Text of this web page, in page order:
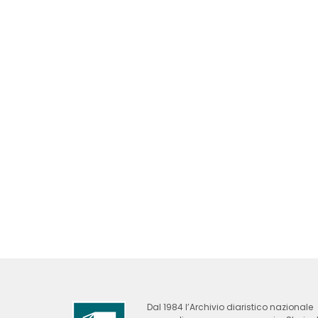
Dal 1984 l’Archivio diaristico nazionale